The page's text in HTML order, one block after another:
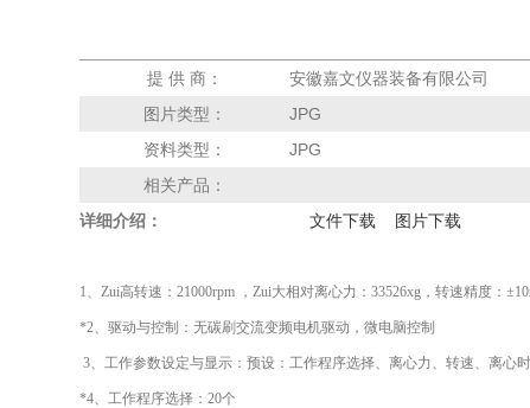
提 供 商：
安徽嘉文仪器装备有限公司
图片类型：
JPG
资料类型：
JPG
相关产品：
详细介绍：
文件下载 图片下载
1、Zui高转速：21000rpm ，Zui大相对离心力：33526xg，转速精度：
*2、驱动与控制：无碳刷交流变频电机驱动，微电脑控制
3、工作参数设定与显示：预设：工作程序选择、离心力、转速、离心
*4、工作程序选择 ：20个